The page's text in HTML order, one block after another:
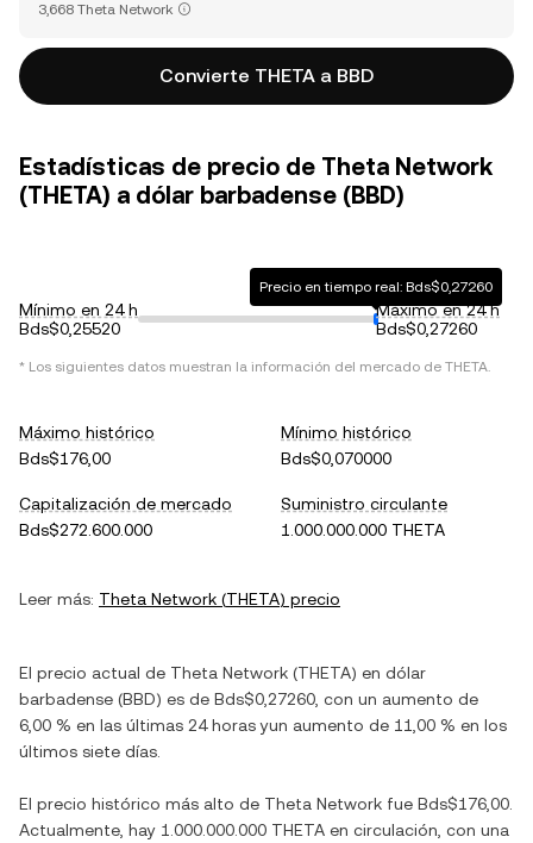
3,668 Theta Network
Convierte THETA a BBD
Estadísticas de precio de Theta Network
(THETA) a dólar barbadense (BBD)
Mínimo en 24 h
Bds$0,25520
Precio en tiempo real: Bds$0,27260
Máximo en 24 h
Bds$0,27260
* Los siguientes datos muestran la información del mercado de THETA.
Máximo histórico
Bds$176,00
Mínimo histórico
Bds$0,070000
Capitalización de mercado
Bds$272.600.000
Suministro circulante
1.000.000.000 THETA
Leer más: Theta Network (THETA) precio
El precio actual de Theta Network (THETA) en dólar
barbadense (BBD) es de Bds$0,27260 , con un aumento de
6,00 % en las últimas 24 horas yun aumento de 11,00 % en los
últimos siete días.
El precio histórico más alto de Theta Network fue Bds$176,00
Actualmente, hay 1.000.000.000 THETA en circulación, con una